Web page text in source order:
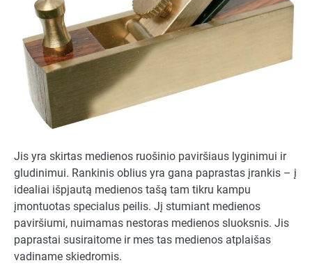
Jis yra skirtas medienos ruošinio paviršiaus lyginimui ir
gludinimui. Rankinis oblius yra gana paprastas įrankis – į
idealiai išpjautą medienos tašą tam tikru kampu
įmontuotas specialus peilis. Jį stumiant medienos
paviršiumi, nuimamas nestoras medienos sluoksnis. Jis
paprastai susiraitome ir mes tas medienos atplaišas
vadiname skiedromis.